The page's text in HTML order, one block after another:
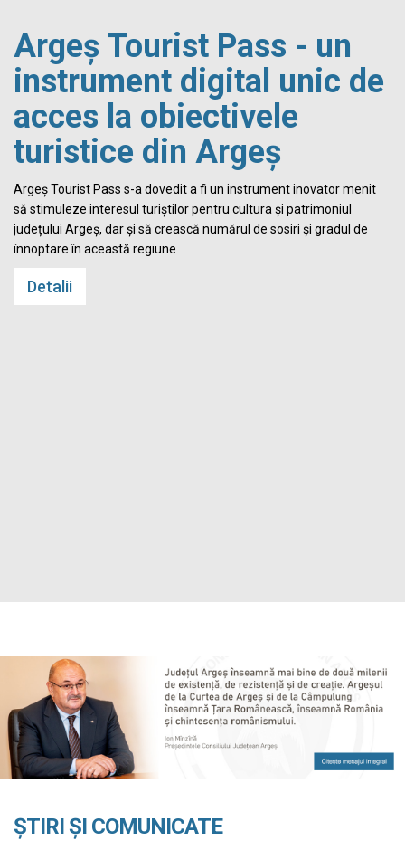
Argeș Tourist Pass - un
instrument digital unic de
acces la obiectivele
turistice din Argeș
Argeș Tourist Pass s-a dovedit a fi un instrument inovator menit
să stimuleze interesul turiștilor pentru cultura și patrimoniul
județului Argeș, dar și să crească numărul de sosiri și gradul de
înnoptare în această regiune
Detalii
ȘTIRI ȘI COMUNICATE